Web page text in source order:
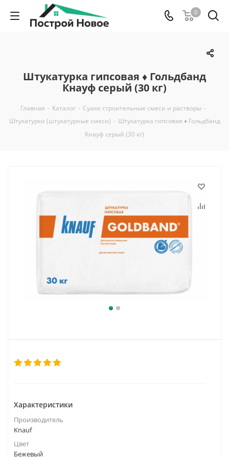
0
Штукатурка гипсовая ♦ Гольдбанд
Кнауф серый (30 кг)
Главная - Каталог - Сухие строительные смеси и растворы -
Штукатурки (штукатурные смеси) - Штукатурка гипсовая ♦ Гольдбанд
Кнауф серый (30 кг)
Характеристики
Производитель
Knauf
Цвет
Бежевый